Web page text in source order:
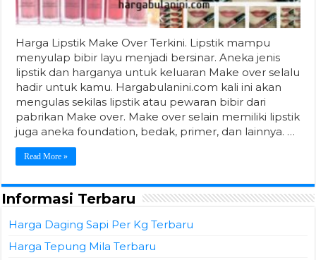
Harga Lipstik Make Over Terkini. Lipstik mampu
menyulap bibir layu menjadi bersinar. Aneka jenis
lipstik dan harganya untuk keluaran Make over selalu
hadir untuk kamu. Hargabulanini.com kali ini akan
mengulas sekilas lipstik atau pewaran bibir dari
pabrikan Make over. Make over selain memiliki lipstik
juga aneka foundation, bedak, primer, dan lainnya. …
Read More »
Informasi Terbaru
Harga Daging Sapi Per Kg Terbaru
Harga Tepung Mila Terbaru